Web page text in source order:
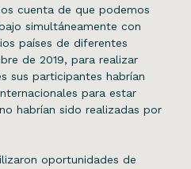
cuenta de que podemos
simultáneamente con
países de diferentes
de 2019, para realizar
sus participantes habrían
para estar
habrían sido realizadas por
oportunidades de